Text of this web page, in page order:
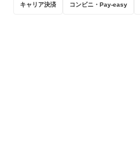
キャリア決済 コンビニ・Pay-easy